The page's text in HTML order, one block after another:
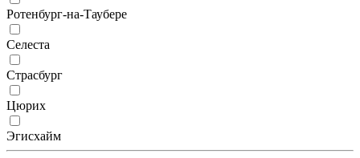
Ротенбург-на-Таубере
Селеста
Страсбург
Цюрих
Эгисхайм